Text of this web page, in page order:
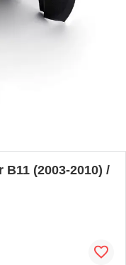
B11 (2003-2010) /